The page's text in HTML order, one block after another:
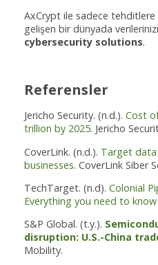
AxCrypt ile sadece
gelişen bir dünyada
cybersecurity solutions.
Referensler
Jericho Security. (n.d.). Cost
trillion by 2025. Jericho
CoverLink. (n.d.). Target data
businesses. CoverLink Siber
TechTarget. (n.d). Colonial
Everything you need to know
S&P Global. (t.y.).
disruption: U.S.-China
Mobility.